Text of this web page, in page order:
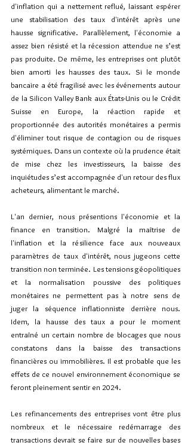
d'inflation qui a nettement reflué, laissant espérer
une stabilisation des taux d'intérêt après une
hausse significative. Parallèlement, l'économie a
assez bien résisté et la récession attendue ne s’est
pas produite. De même, les entreprises ont plutôt
bien amorti les hausses des taux. Si le monde
bancaire a été fragilisé avec les événements autour
de la Silicon Valley Bank aux États-Unis ou le Crédit
Suisse en Europe, la réaction rapide et
proportionnée des autorités monétaires a permis
d'éliminer tout risque de contagion ou de risques
systémiques. Dans un contexte où la prudence était
de mise chez les investisseurs, la baisse des
inquiétudes s’est accompagnée d'un retour des flux
acheteurs, alimentant le marché.
L'an dernier, nous présentions l'économie et la
finance en transition. Malgré la maîtrise de
l'inflation et la résilience face aux nouveaux
paramètres de taux d'intérêt, nous jugeons cette
transition non terminée. Les tensions géopolitiques
et la normalisation poussive des politiques
monétaires ne permettent pas à notre sens de
juger la séquence inflationniste derrière nous.
Idem, la hausse des taux a pour le moment
entraîné un certain nombre de blocages que nous
constatons dans la baisse des transactions
financières ou immobilières. Il est probable que les
effets de ce nouvel environnement économique se
feront pleinement sentir en 2024.
Les refinancements des entreprises vont être plus
nombreux et le nécessaire redémarrage des
transactions devrait se faire sur de nouvelles bases